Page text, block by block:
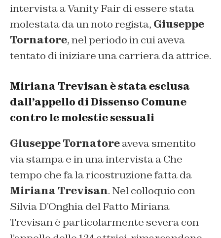
intervista a Vanity Fair di essere stata
molestata da un noto regista, Giuseppe
Tornatore, nel periodo in cui aveva
tentato di iniziare una carriera da attrice.
Miriana Trevisan è stata esclusa
dall’appello di Dissenso Comune
contro le molestie sessuali
Giuseppe Tornatoreaveva smentito
via stampa e in una intervista a Che
tempo che fa la ricostruzione fatta da
Miriana Trevisan. Nel colloquio con
Silvia D’Onghia del Fatto Miriana
Trevisan è particolarmente severa con